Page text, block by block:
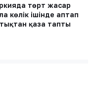
төрт жасар
көлік ішінде аптап
қаза тапты